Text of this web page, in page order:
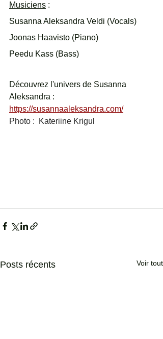
Musiciens :
Susanna Aleksandra Veldi (Vocals)
Joonas Haavisto (Piano)
Peedu Kass (Bass)
Découvrez l'univers de Susanna
Aleksandra :
https://susannaaleksandra.com/
Photo :  Kateriine Krigul
Posts récents Voir tout